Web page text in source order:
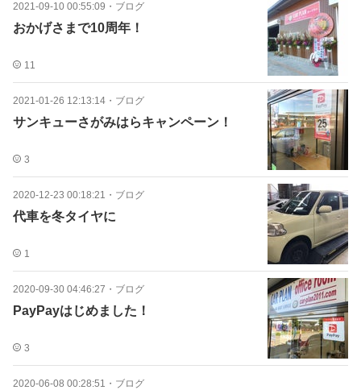
2021-09-10 00:55:09 ・ ブログ
おかげさまで10周年！
11
2021-01-26 12:13:14 ・ ブログ
サンキューさがみはらキャンペーン！
3
2020-12-23 00:18:21 ・ ブログ
代車を冬タイヤに
1
2020-09-30 04:46:27 ・ ブログ
PayPayはじめました！
3
2020-06-08 00:28:51 ・ ブログ